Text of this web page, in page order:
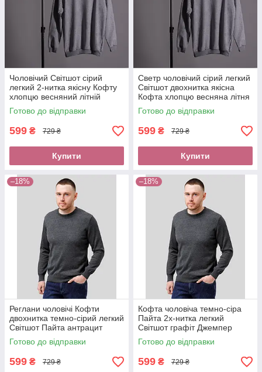
Чоловічий Світшот сірий
легкий 2-нитка якісну Кофту
хлопцю весняний літній
Светр трикотаж оплата без
передоплати новою поштою
Готово до відправки
599 ₴ 729 ₴
Купити
Светр чоловічий сірий легкий
Світшот двохнитка якісна
Кофта хлопцю весняна літня
Пайта оплата при отриманні
нова пошта
Готово до відправки
599 ₴ 729 ₴
Купити
–18%
Реглани чоловічі Кофти
двохнитка темно-сірий легкий
Світшот Пайта антрацит
весна літо Джемпер оплата
при отриманні нова пошта
Готово до відправки
599 ₴ 729 ₴
–18%
Кофта чоловіча темно-сіра
Пайта 2х-нитка легкий
Світшот графіт Джемпер
весняний літній Светр купити
без передоплати нова пошта
Готово до відправки
599 ₴ 729 ₴